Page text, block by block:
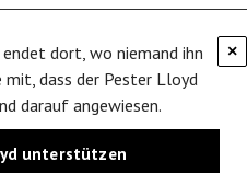
×
dort, wo niemand ihn
dass der Pester Lloyd
darauf angewiesen.
unterstützen